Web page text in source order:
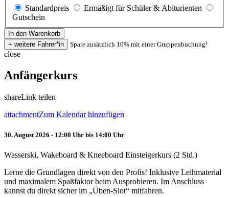
Standardpreis
Ermäßigt für Schüler & Abiturienten
Gutschein
Spare zusätzlich 10% mit einer Gruppenbuchung!
close
Anfängerkurs
shareLink teilen
attachmentZum Kalendar hinzufügen
30. August 2026 - 12:00 Uhr bis 14:00 Uhr
Wasserski, Wakeboard & Kneeboard Einsteigerkurs (2 Std.)
Lerne die Grundlagen direkt von den Profis! Inklusive Leihmaterial
und maximalem Spaßfaktor beim Ausprobieren. Im Anschluss
kannst du direkt sicher im „Üben-Slot“ mitfahren.